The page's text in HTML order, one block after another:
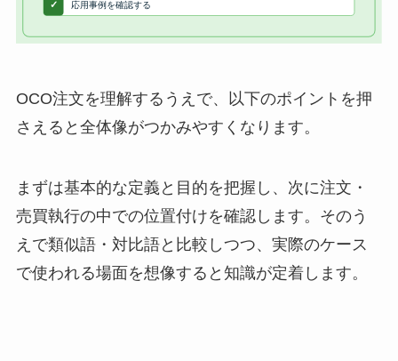
OCO注文を理解するうえで、以下のポイントを押
さえると全体像がつかみやすくなります。
まずは基本的な定義と目的を把握し、次に注文・
売買執行の中での位置付けを確認します。そのう
えで類似語・対比語と比較しつつ、実際のケース
で使われる場面を想像すると知識が定着します。